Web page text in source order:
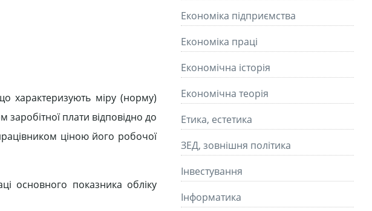
характеризують міру (норму)
плати відповідно до
ціною його робочої
основного показника обліку
Економіка підприємства
Економіка праці
Економічна історія
Економічна теорія
Етика, естетика
ЗЕД, зовнішня політика
Інвестування
Інформатика